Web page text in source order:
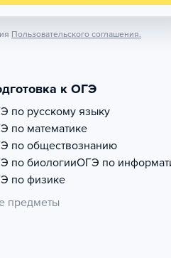
Пользовательского соглашения.
к ОГЭ
по русскому языку
по математике
по обществознанию
по биологииОГЭ по
по физике
предметы